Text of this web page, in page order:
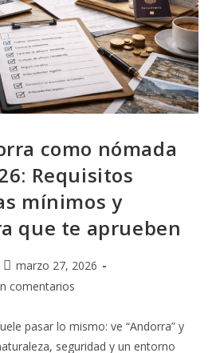
como nómada
Requisitos
mínimos y
que te aprueben
marzo 27, 2026
comentarios
pasar lo mismo: ve “Andorra” y
seguridad y un entorno